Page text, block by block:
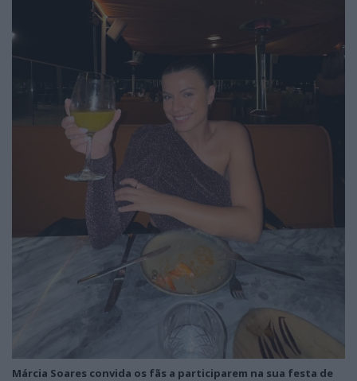
Márcia Soares convida os fãs a participarem na sua festa de